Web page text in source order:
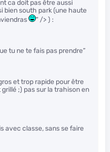
ca doit pas être aussi
bien south park (une haute
" /> ) :
tu ne te fais pas prendre”
et trop rapide pour être
grillé ;) pas sur la trahison en
avec classe, sans se faire